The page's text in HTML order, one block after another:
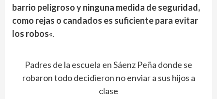
barrio peligroso y ninguna medida de seguridad,
como rejas o candados es suficiente para evitar
los robos«.
Padres de la escuela en Sáenz Peña donde se
robaron todo decidieron no enviar a sus hijos a
clase